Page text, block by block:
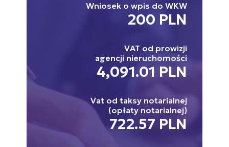
Wniosek o wpis do WKW
200 PLN
VAT od prowizji
agencji nieruchomości
4,091.01 PLN
Vat od taksy notarialnej
(opłaty notarialnej)
722.57 PLN